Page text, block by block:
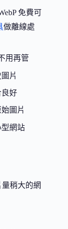
免費可
做離線處
用再管
片
良好
圖片
網站
稍大的網